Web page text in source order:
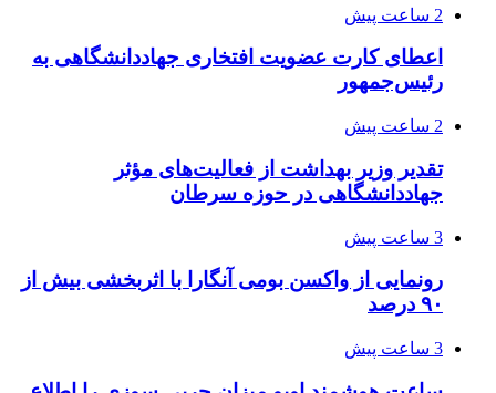
2 ساعت پیش
اعطای کارت عضویت افتخاری جهاددانشگاهی به
رئیس‌جمهور
2 ساعت پیش
تقدیر وزیر بهداشت از فعالیت‌های مؤثر
جهاددانشگاهی در حوزه سرطان
3 ساعت پیش
رونمایی از واکسن بومی آنگارا با اثربخشی بیش از
۹۰ درصد
3 ساعت پیش